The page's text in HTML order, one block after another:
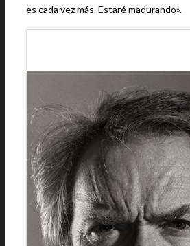
es cada vez más. Estaré madurando».